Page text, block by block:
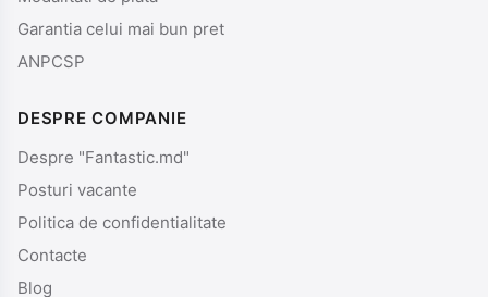
Garantia celui mai bun pret
ANPCSP
DESPRE COMPANIE
Despre "Fantastic.md"
Posturi vacante
Politica de confidentialitate
Contacte
Blog